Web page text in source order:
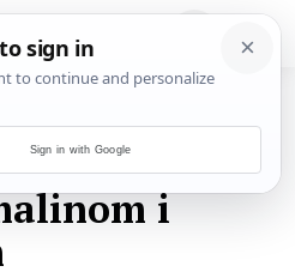
i
Sign in with Google